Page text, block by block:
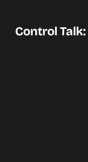
Control Talk: